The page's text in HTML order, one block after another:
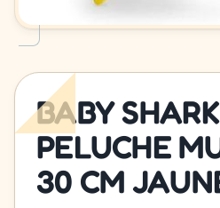
BABY SHARK
PELUCHE
30 CM